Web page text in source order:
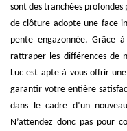
sont des tranchées
de clôture adopte une face
pente engazonnée. Grâce
rattraper les différences de
Luc est apte à vous offrir
garantir votre entière
dans le cadre d’un
N’attendez donc pas pour